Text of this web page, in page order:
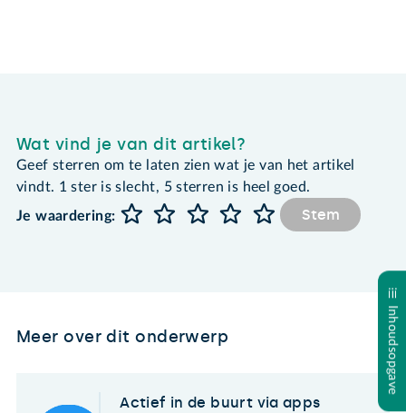
Inhoudsopgave
Wat vind je van dit artikel?
Geef sterren om te laten zien wat je van het artikel
vindt. 1 ster is slecht, 5 sterren is heel goed.
Je waardering:
Stem
Meer over dit onderwerp
Actief in de buurt via apps